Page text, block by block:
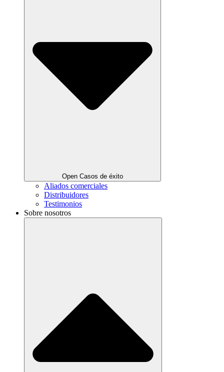
Open Casos de éxito
Aliados comerciales
Distribuidores
Testimonios
Sobre nosotros